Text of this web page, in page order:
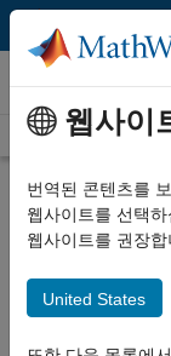
콘텐츠로 바로 가기
비디오
Videos Home
Description
Path
웹사이
번역된 콘텐츠를
웹사이트를 선택
웹사이트를 권장합
United States